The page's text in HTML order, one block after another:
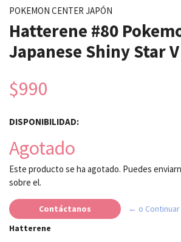
POKEMON CENTER JAPÓN
Hatterene #80
Japanese Shiny Star V
$990
DISPONIBILIDAD:
Agotado
Este producto se ha agotado. Puedes
sobre el.
Contáctanos
← o
Hatterene